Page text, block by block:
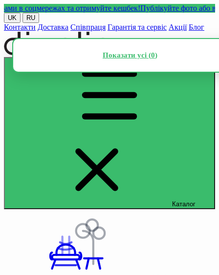
соцмережах та отримуйте кешбек!Публікуйте фото або відео
UK RU
Контакти Доставка Співпраця Гарантія та сервіс Акції Блог
Каталог
Показати усі (0)